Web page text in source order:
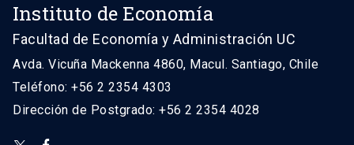
Instituto de Economía
Facultad de Economía y Administración UC
Avda. Vicuña Mackenna 4860, Macul. Santiago, Chile
Teléfono: +56 2 2354 4303
Dirección de Postgrado: +56 2 2354 4028